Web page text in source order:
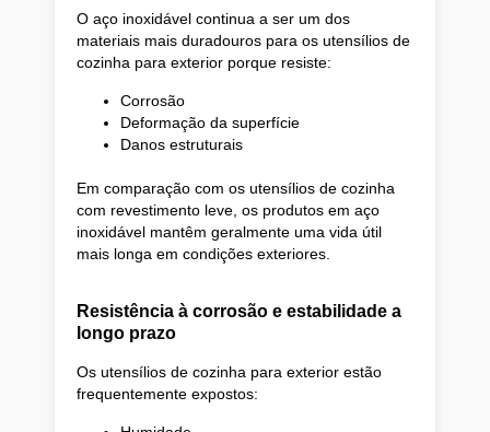
O aço inoxidável continua a ser um dos
materiais mais duradouros para os utensílios de
cozinha para exterior porque resiste:
Corrosão
Deformação da superfície
Danos estruturais
Em comparação com os utensílios de cozinha
com revestimento leve, os produtos em aço
inoxidável mantêm geralmente uma vida útil
mais longa em condições exteriores.
Resistência à corrosão e estabilidade a
longo prazo
Os utensílios de cozinha para exterior estão
frequentemente expostos: